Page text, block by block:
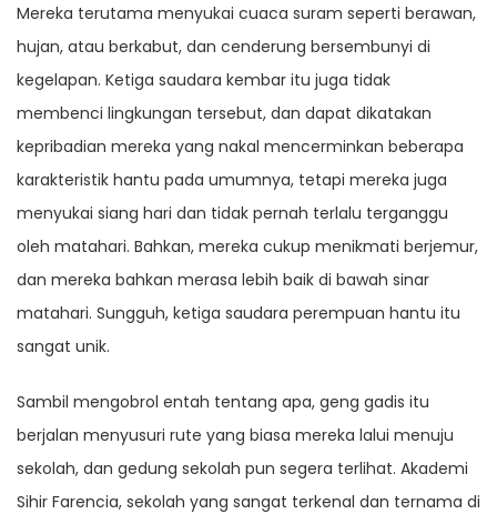
Mereka terutama menyukai cuaca suram seperti berawan,
hujan, atau berkabut, dan cenderung bersembunyi di
kegelapan. Ketiga saudara kembar itu juga tidak
membenci lingkungan tersebut, dan dapat dikatakan
kepribadian mereka yang nakal mencerminkan beberapa
karakteristik hantu pada umumnya, tetapi mereka juga
menyukai siang hari dan tidak pernah terlalu terganggu
oleh matahari. Bahkan, mereka cukup menikmati berjemur,
dan mereka bahkan merasa lebih baik di bawah sinar
matahari. Sungguh, ketiga saudara perempuan hantu itu
sangat unik.
Sambil mengobrol entah tentang apa, geng gadis itu
berjalan menyusuri rute yang biasa mereka lalui menuju
sekolah, dan gedung sekolah pun segera terlihat. Akademi
Sihir Farencia, sekolah yang sangat terkenal dan ternama di